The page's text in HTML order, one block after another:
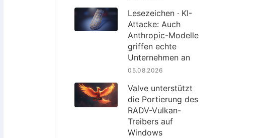
Lesezeichen · KI-
Attacke: Auch
Anthropic-Modelle
griffen echte
Unternehmen an
05.08.2026
Valve unterstützt
die Portierung des
RADV-Vulkan-
Treibers auf
Windows